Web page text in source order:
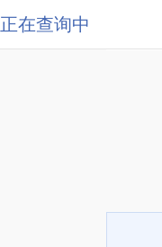
正在查询中